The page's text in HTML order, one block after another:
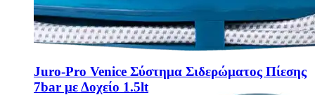
Juro-Pro Venice Σύστημα Σιδερώματος Πίεσης
7bar με Δοχείο 1.5lt